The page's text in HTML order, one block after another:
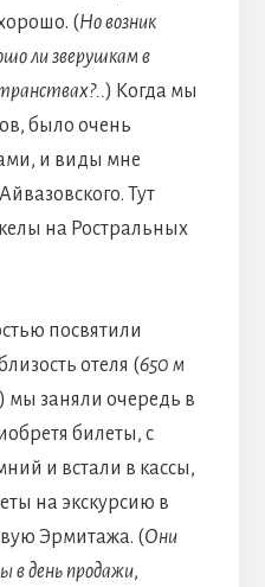
(Но возник
ли зверушкам в
) Когда мы
было очень
и виды мне
Тут
на Ростральных
посвятили
отеля (650 м
) мы заняли очередь в
билеты, с
и встали в кассы,
на экскурсию в
Эрмитажа. (Они
в день продажи,